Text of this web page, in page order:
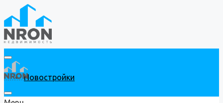
Новостройки